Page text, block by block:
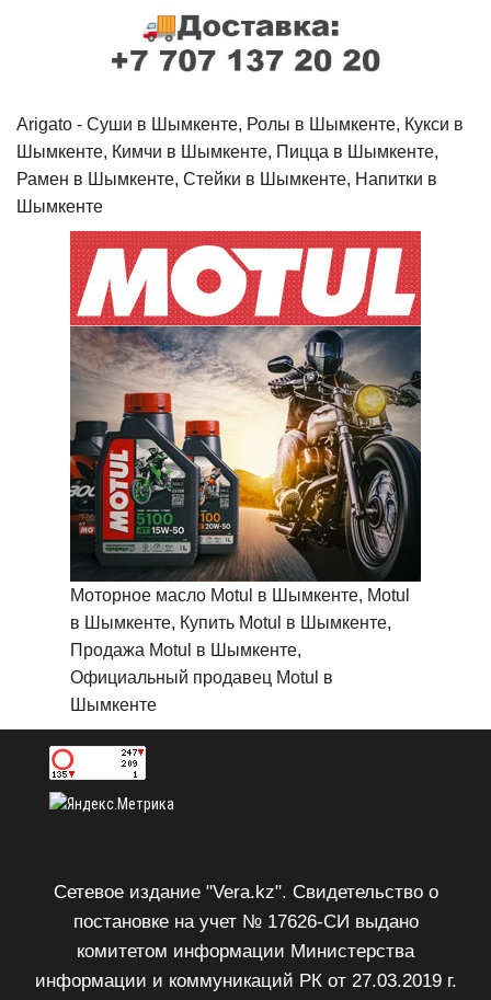
Arigato - Cуши в Шымкенте, Ролы в Шымкенте, Кукси в
Шымкенте, Кимчи в Шымкенте, Пицца в Шымкенте,
Рамен в Шымкенте, Стейки в Шымкенте, Напитки в
Шымкенте
Моторное масло Motul в Шымкенте, Motul
в Шымкенте, Купить Motul в Шымкенте,
Продажа Motul в Шымкенте,
Официальный продавец Motul в
Шымкенте
Сетевое издание "Vera.kz". Свидетельство о
постановке на учет № 17626-СИ выдано
комитетом информации Министерства
информации и коммуникаций РК от 27.03.2019 г.